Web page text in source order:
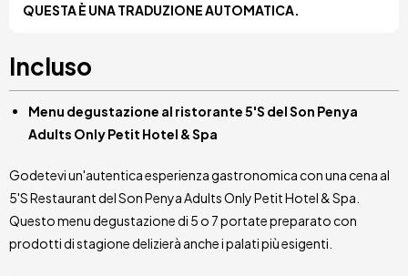
QUESTA È UNA TRADUZIONE AUTOMATICA.
Incluso
Menu degustazione al ristorante 5'S del Son Penya
Adults Only Petit Hotel & Spa
Godetevi un'autentica esperienza gastronomica con una cena al
5'S Restaurant del Son Penya Adults Only Petit Hotel & Spa.
Questo menu degustazione di 5 o 7 portate preparato con
prodotti di stagione delizierà anche i palati più esigenti.